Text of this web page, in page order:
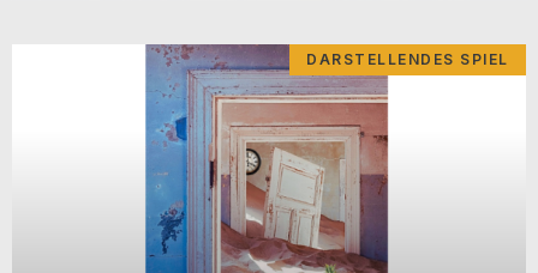
DARSTELLENDES SPIEL